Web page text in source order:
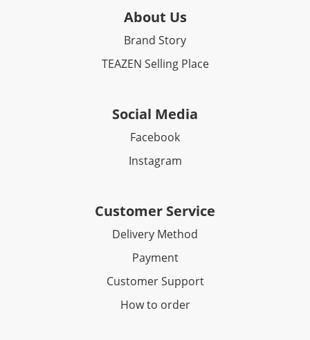
About Us
Brand Story
TEAZEN Selling Place
Social Media
Facebook​
Instagram
Customer Service
Delivery Method
Payment
Customer Support
How to order